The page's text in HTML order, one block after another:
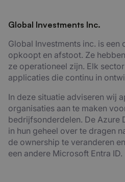
Global Investments Inc.
Global Investments inc. is
opkoopt en afstoot. Ze
ze operationeel zijn. Elk
applicaties die continu in
In deze situatie adviseren wij
organisaties aan te maken
bedrijfsonderdelen. De Azure
in hun geheel over te dragen
de ownership te veranderen
een andere Microsoft Entra ID.